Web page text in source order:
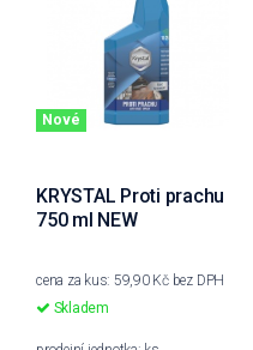
Nové
KRYSTAL Proti prachu
750 ml NEW
cena za kus: 59,90 Kč bez DPH
Skladem